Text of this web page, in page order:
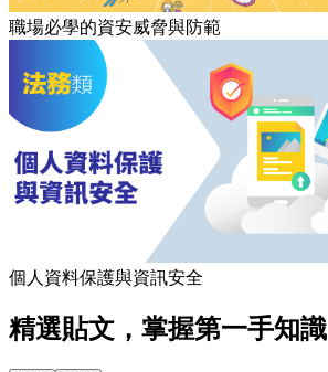
職場必學的資安威脅與防範
個人資料保護與資訊安全
精選貼文，掌握第一手知識